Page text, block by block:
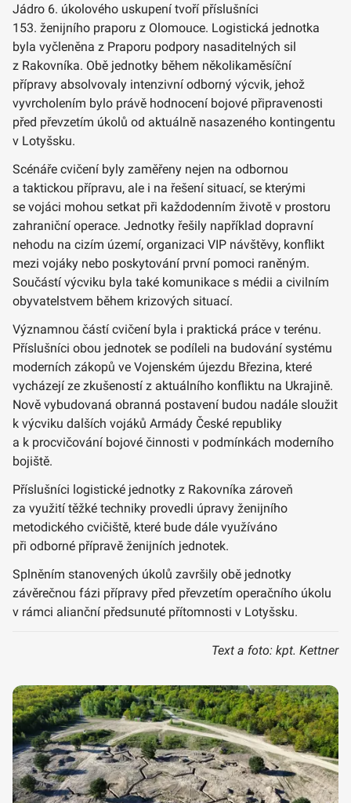
Jádro 6. úkolového uskupení tvoří příslušníci
153. ženijního praporu z Olomouce. Logistická jednotka
byla vyčleněna z Praporu podpory nasaditelných sil
z Rakovníka. Obě jednotky během několikaměsíční
přípravy absolvovaly intenzivní odborný výcvik, jehož
vyvrcholením bylo právě hodnocení bojové připravenosti
před převzetím úkolů od aktuálně nasazeného kontingentu
v Lotyšsku.
Scénáře cvičení byly zaměřeny nejen na odbornou
a taktickou přípravu, ale i na řešení situací, se kterými
se vojáci mohou setkat při každodenním životě v prostoru
zahraniční operace. Jednotky řešily například dopravní
nehodu na cizím území, organizaci VIP návštěvy, konflikt
mezi vojáky nebo poskytování první pomoci raněným.
Součástí výcviku byla také komunikace s médii a civilním
obyvatelstvem během krizových situací.
Významnou částí cvičení byla i praktická práce v terénu.
Příslušníci obou jednotek se podíleli na budování systému
moderních zákopů ve Vojenském újezdu Březina, které
vycházejí ze zkušeností z aktuálního konfliktu na Ukrajině.
Nově vybudovaná obranná postavení budou nadále sloužit
k výcviku dalších vojáků Armády České republiky
a k procvičování bojové činnosti v podmínkách moderního
bojiště.
Příslušníci logistické jednotky z Rakovníka zároveň
za využití těžké techniky provedli úpravy ženijního
metodického cvičiště, které bude dále využíváno
při odborné přípravě ženijních jednotek.
Splněním stanovených úkolů završily obě jednotky
závěrečnou fázi přípravy před převzetím operačního úkolu
v rámci alianční předsunuté přítomnosti v Lotyšsku.
Text a foto: kpt. Kettner